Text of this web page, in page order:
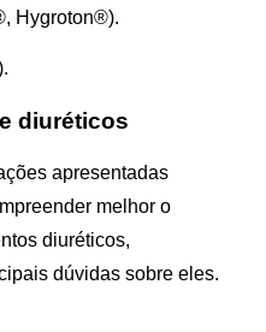
Hygroton®).
diuréticos
apresentadas
melhor o
diuréticos,
dúvidas sobre eles.